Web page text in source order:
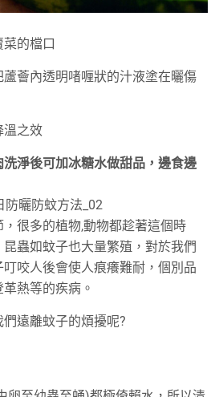
的檔口
薈內透明啫喱狀的汁液塗在曬傷
溫之效
淨後可加冰糖水做甜品，邊食邊
很多的植物,動物都趁著這個時
蟲如蚊子也大量繁殖，對於我們
咬人後會使人痕癢難耐，個別品
熱等的疾病。
遠離蚊子的煩擾呢?